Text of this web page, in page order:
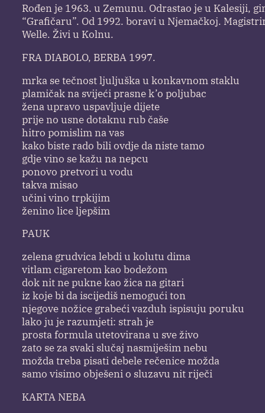
Rođen je 1963. u Zemunu. Odrastao je u Kalesiji,
“Grafičaru”. Od 1992. boravi u Njemačkoj.
Welle. Živi u Kolnu.
FRA DIABOLO, BERBA 1997.
mrka se tečnost ljuljuška u konkavnom staklu
plamičak na svijeći prasne k’o poljubac
žena upravo uspavljuje dijete
prije no usne dotaknu rub čaše
hitro pomislim na vas
kako biste rado bili ovdje da niste tamo
gdje vino se kažu na nepcu
ponovo pretvori u vodu
takva misao
učini vino trpkijim
ženino lice ljepšim
PAUK
zelena grudvica lebdi u kolutu dima
vitlam cigaretom kao bodežom
dok nit ne pukne kao žica na gitari
iz koje bi da iscijediš nemogući ton
njegove nožice grabeći vazduh ispisuju poruku
lako ju je razumjeti: strah je
prosta formula utetovirana u sve živo
zato se za svaki slučaj nasmiješim nebu
možda treba pisati debele rečenice možda
samo visimo obješeni o sluzavu nit riječi
KARTA NEBA